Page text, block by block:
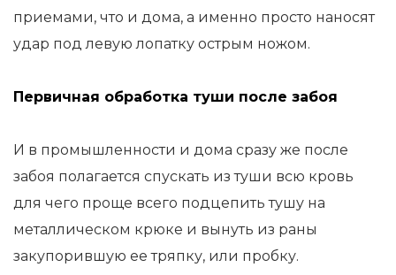
приемами, что и дома, а именно просто наносят
удар под левую лопатку острым ножом.
Первичная обработка туши после забоя
И в промышленности и дома сразу же после
забоя полагается спускать из туши всю кровь
для чего проще всего подцепить тушу на
металлическом крюке и вынуть из раны
закупорившую ее тряпку, или пробку.